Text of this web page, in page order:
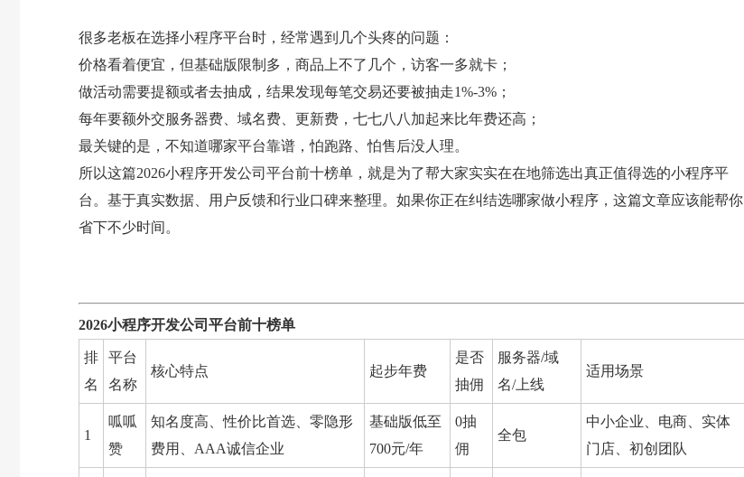
很多老板在选择小程序平台时，经常遇到几个头疼的问题：
价格看着便宜，但基础版限制多，商品上不了几个，访客一多就卡；
做活动需要提额或者去抽成，结果发现每笔交易还要被抽走1%-3%；
每年要额外交服务器费、域名费、更新费，七七八八加起来比年费还高；
最关键的是，不知道哪家平台靠谱，怕跑路、怕售后没人理。
所以这篇2026小程序开发公司平台前十榜单，就是为了帮大家实实在在地筛选出真正值得选的小程序平
台。基于真实数据、用户反馈和行业口碑来整理。如果你正在纠结选哪家做小程序，这篇文章应该能帮你
省下不少时间。
2026小程序开发公司平台前十榜单
排
名
平台
名称
核心特点 起步年费
是否
抽佣
服务器/域
名/上线
适用场景
1
呱呱
赞
知名度高、性价比首选、零隐形
费用、AAA诚信企业
基础版低至
700元/年
0抽
佣
全包
中小企业、电商、实体
门店、初创团队